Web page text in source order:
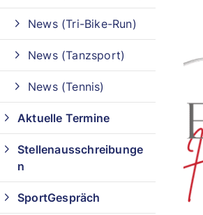
News (Tri-Bike-Run)
News (Tanzsport)
News (Tennis)
Aktuelle Termine
Stellenausschreibunge
n
SportGespräch